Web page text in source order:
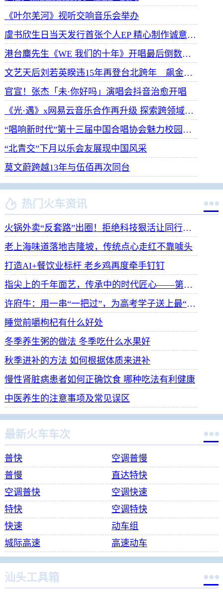
《叶尔羌河》视听交响音乐会举办
虞书欣生日当天发行首张个人EP 精心制作诚意满满
港台麋先生《WE 我们的十年》开唱最后倒数 惊喜释出10周年纪念单曲宠粉
文艺天后刘若英睽违15年再登台北跨年 飙金嗓演唱经典招牌歌掀回忆杀
官宣！张杰「未·你好吗」演唱会抖音治愈开唱
《光·遇》x网易云音乐合作再升级 探索跨领域社交新体验
“唱响新时代”第十三届中国合唱协会魅力校园合唱展演开幕
“北青交”下月以乐会友展现中国风采
莫文蔚跨越13年与伍佰再次同台
 热门火车资讯 
火锅外卖“反套路”出圈！拒绝科技狠活让同行颤抖
老上海味道落地吉隆坡，传统点心走红不靠噱头
打造AI+餐饮业标杆 老乡鸡再度牵手钉钉
指尖上的千年面艺，传承中的时代匠心——第八届“安琪酵母杯”中华发酵面食大赛武汉赛区开赛
许府牛：用一串“一把过”，为高考学子送上最“牛”祝福
睡觉前嚼枸杞有什么好处
冬季养生粥的做法 冬季吃什么水果好
秋季进补的方法 如何根据体质来进补
慢性肾脏病患者如何正确饮食 哪种吃法有利健康
中医养生的注意事项及常见误区
最新火车车次 
普快
空调普慢
普慢
直达特快
空调普快
空调快速
特快
空调特快
快速
动车组
城际高速
高速动车
汕头工具箱 